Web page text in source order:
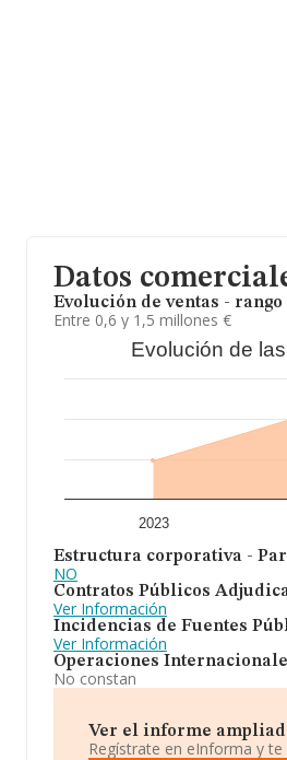
Datos
Evolución de ventas -
Entre 0,6 y 1,5 millones €
Evolución de
2023
Estructura corporativa -
NO
Contratos Públicos
Ver Información
Incidencias de Fuentes
Ver Información
Operaciones
No constan
Ver el informe
Regístrate en eInforma y